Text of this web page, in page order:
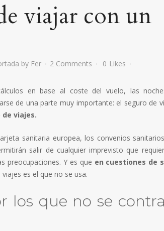
viajar con un
by Fer 2 Comments 0 Likes
en base al coste del vuelo, las
de una parte muy importante: el seguro de
viajes.
sanitaria europea, los convenios
salir de cualquier imprevisto que
preocupaciones. Y es que en cuestiones de
es el que no se usa.
los que no se